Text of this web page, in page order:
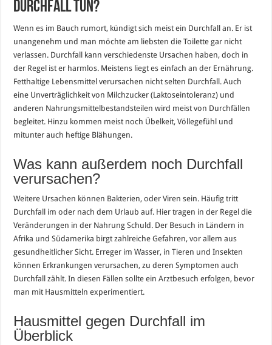
Durchfall tun?
Wenn es im Bauch rumort, kündigt sich meist ein Durchfall an. Er ist
unangenehm und man möchte am liebsten die Toilette gar nicht
verlassen. Durchfall kann verschiedenste Ursachen haben, doch in
der Regel ist er harmlos. Meistens liegt es einfach an der Ernährung.
Fetthaltige Lebensmittel verursachen nicht selten Durchfall. Auch
eine Unverträglichkeit von Milchzucker (Laktoseintoleranz) und
anderen Nahrungsmittelbestandsteilen wird meist von Durchfällen
begleitet. Hinzu kommen meist noch Übelkeit, Völlegefühl und
mitunter auch heftige Blähungen.
Was kann außerdem noch Durchfall
verursachen?
Weitere Ursachen können Bakterien, oder Viren sein. Häufig tritt
Durchfall im oder nach dem Urlaub auf. Hier tragen in der Regel die
Veränderungen in der Nahrung Schuld. Der Besuch in Ländern in
Afrika und Südamerika birgt zahlreiche Gefahren, vor allem aus
gesundheitlicher Sicht. Erreger im Wasser, in Tieren und Insekten
können Erkrankungen verursachen, zu deren Symptomen auch
Durchfall zählt. In diesen Fällen sollte ein Arztbesuch erfolgen, bevor
man mit Hausmitteln experimentiert.
Hausmittel gegen Durchfall im
Überblick